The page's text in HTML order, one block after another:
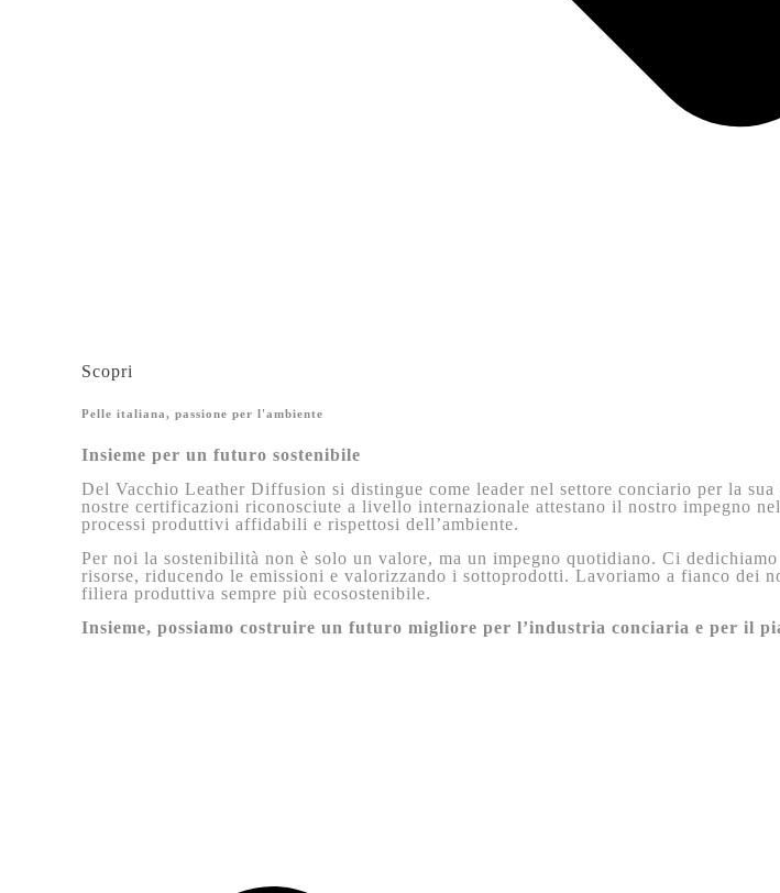
Scopri
Pelle italiana, passione per l'ambiente
Insieme per un futuro sostenibile
Del Vacchio Leather Diffusion si distingue come leader nel settore conciario per la
nostre certificazioni riconosciute a livello internazionale attestano il nostro impegno
processi produttivi affidabili e rispettosi dell’ambiente.
Per noi la sostenibilità non è solo un valore, ma un impegno quotidiano. Ci
risorse, riducendo le emissioni e valorizzando i sottoprodotti. Lavoriamo a fianco dei
filiera produttiva sempre più ecosostenibile.
Insieme, possiamo costruire un futuro migliore per l’industria conciaria e per il